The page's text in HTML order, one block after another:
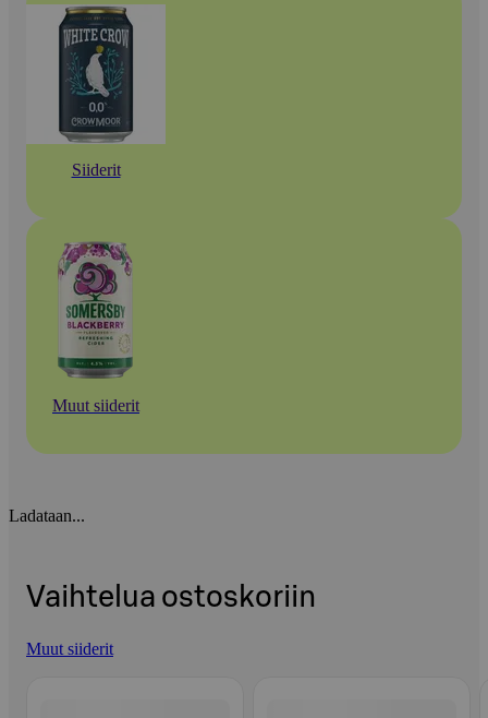
Siiderit
Muut siiderit
Ladataan...
Vaihtelua ostoskoriin
Muut siiderit